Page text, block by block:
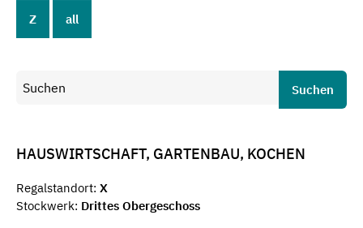
Z all
Suchen
HAUSWIRTSCHAFT, GARTENBAU, KOCHEN
Regalstandort: X
Stockwerk: Drittes Obergeschoss